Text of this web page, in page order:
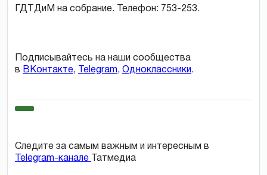
ГДТДиМ на собрание. Телефон: 753-253.
Подписывайтесь на наши сообщества
в ВКонтакте, Telegram, Одноклассники.
Следите за самым важным и интересным в
Telegram-канале
Татмедиа